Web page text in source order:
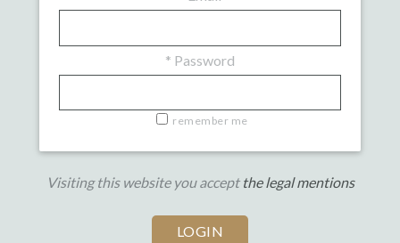
* Password
remember me
Visiting this website you accept the legal mentions